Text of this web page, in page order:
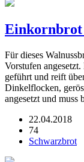
Einkornbrot
Für dieses
Vorstufen
geführt und reift
Dinkelflocken,
angesetzt und
22.04.2018
74
Schwarzbrot